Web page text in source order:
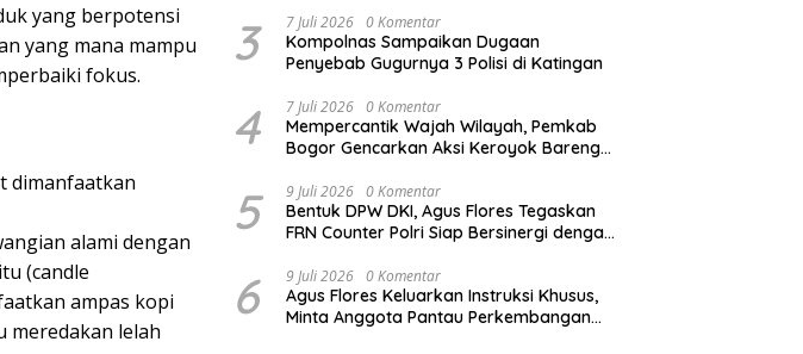
yang berpotensi
yang mana mampu
fokus.
dimanfaatkan
alami dengan
(candle
ampas kopi
meredakan lelah
3 7 Juli 2026 0 Komentar
Kompolnas Sampaikan Dugaan
Penyebab Gugurnya 3 Polisi di Katingan
4 7 Juli 2026 0 Komentar
Mempercantik Wajah Wilayah, Pemkab
Bogor Gencarkan Aksi Keroyok Bareng
5 9 Juli 2026 0 Komentar
Bentuk DPW DKI, Agus Flores Tegaskan
FRN Counter Polri Siap Bersinergi dengan
6 9 Juli 2026 0 Komentar
Agus Flores Keluarkan Instruksi Khusus,
Minta Anggota Pantau Perkembangan